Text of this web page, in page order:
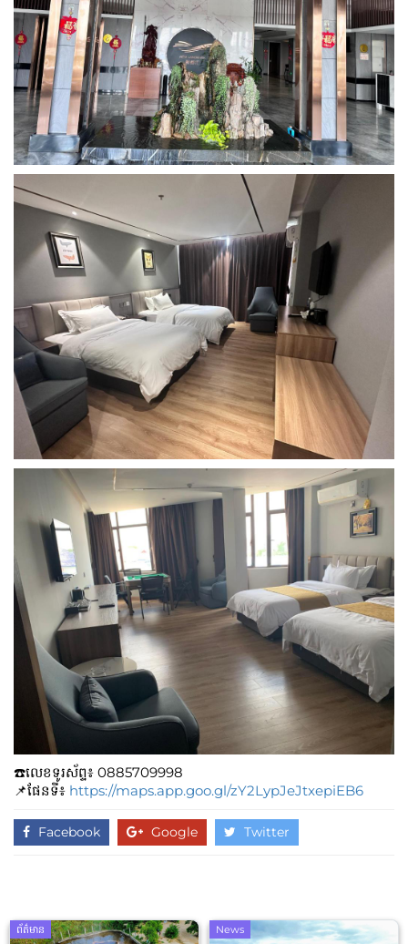
☎️លេខទូរស័ព្ទ៖​​ 0885709998
📌ផែនទី៖ https://maps.app.goo.gl/zY2LypJeJtxepiEB6
Facebook Google Twitter
ព័ត៌មាន News